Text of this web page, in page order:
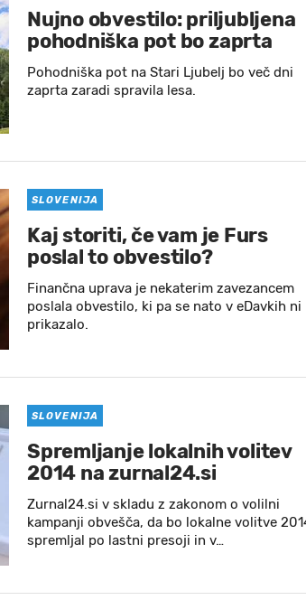
Nujno obvestilo: priljubljena
pohodniška pot bo zaprta
Pohodniška pot na Stari Ljubelj bo več dni
zaprta zaradi spravila lesa.
SLOVENIJA
Kaj storiti, če vam je Furs
poslal to obvestilo?
Finančna uprava je nekaterim zavezancem
poslala obvestilo, ki pa se nato v eDavkih ni
prikazalo.
SLOVENIJA
Spremljanje lokalnih volitev
2014 na zurnal24.si
Zurnal24.si v skladu z zakonom o volilni
kampanji obvešča, da bo lokalne volitve
spremljal po lastni presoji in v…